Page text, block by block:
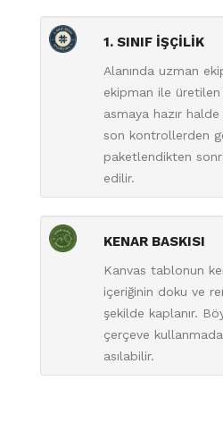
1. SINIF İŞÇİLİK
Alanında uzman
ekipman ile
asmaya hazır
son kontrollerden
paketlendikten
edilir.
KENAR BASKISI
Kanvas tablonun
içeriğinin doku ve
şekilde kaplanır.
çerçeve
asılabilir.